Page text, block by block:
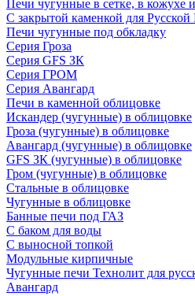
Печи чугунные в сетке, в кожухе
С закрытой каменкой для Русской
Печи чугунные под обкладку
Серия Гроза
Серия GFS ЗК
Серия ГРОМ
Серия Авангард
Печи в каменной облицовке
Искандер (чугунные) в облицовке
Гроза (чугунные) в облицовке
Авангард (чугунные) в облицовке
GFS ЗК (чугунные) в облицовке
Гром (чугунные) в облицовке
Стальные в облицовке
Чугунные в облицовке
Банные печи под ГАЗ
С баком для воды
С выносной топкой
Модульные кирпичные
Чугунные печи Технолит для
Авангард